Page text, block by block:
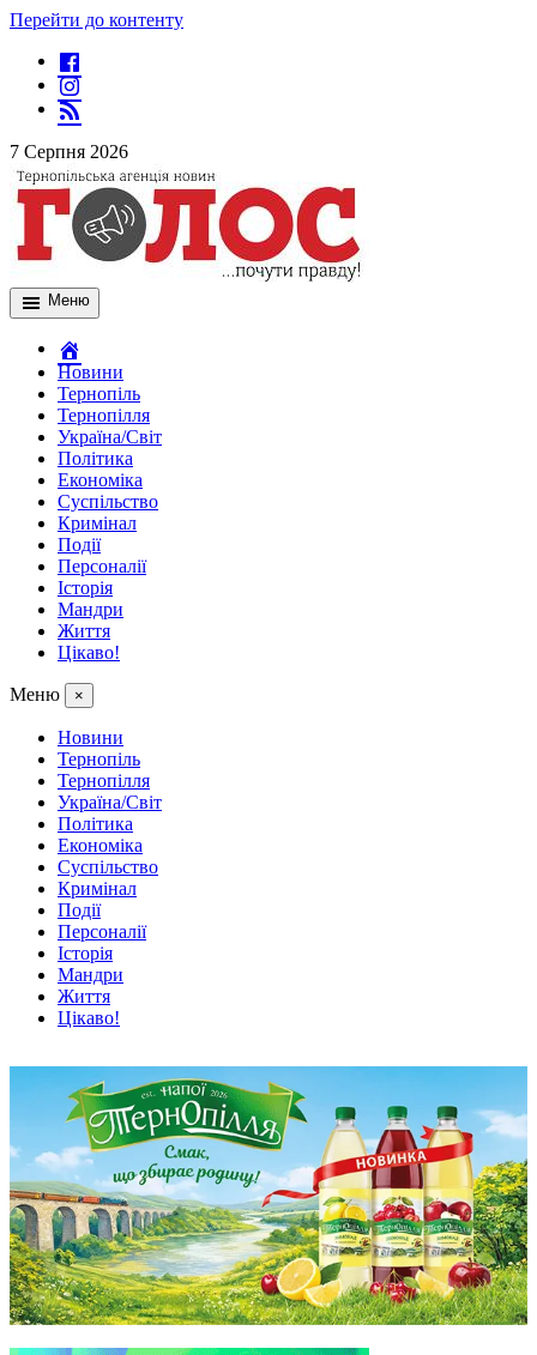
Перейти до контенту
7 Серпня 2026
Меню
Новини
Тернопіль
Тернопілля
Україна/Світ
Політика
Економіка
Суспільство
Кримінал
Події
Персоналії
Історія
Мандри
Життя
Цікаво!
Меню ×
Новини
Тернопіль
Тернопілля
Україна/Світ
Політика
Економіка
Суспільство
Кримінал
Події
Персоналії
Історія
Мандри
Життя
Цікаво!